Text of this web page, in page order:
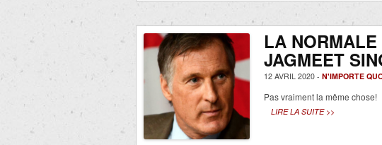
LA
JAGMEET
12 AVRIL 2020 - N'IMPORTE
Pas vraiment la même chose!
LIRE LA SUITE >>